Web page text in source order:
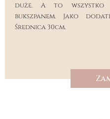
duże. A to wszystko
bukszpanem. Jako
Średnica 30cm.